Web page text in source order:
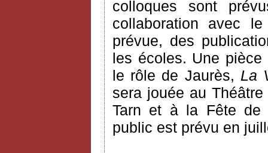
colloques sont
collaboration avec
prévue, des
les écoles. Une pièce
le rôle de Jaurès, La
sera jouée au
Tarn et à la Fête
public est prévu en